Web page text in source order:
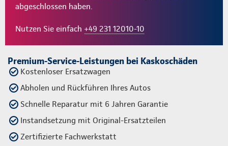
abgeschlossen haben.
Nutzen Sie einfach +49 231 12010-10
Premium-Service-Leistungen bei Kaskoschäden
Kostenloser Ersatzwagen
Abholen und Rückführen Ihres Autos
Schnelle Reparatur mit 6 Jahren Garantie
Instandsetzung mit Original-Ersatzteilen
Zertifizierte Fachwerkstatt